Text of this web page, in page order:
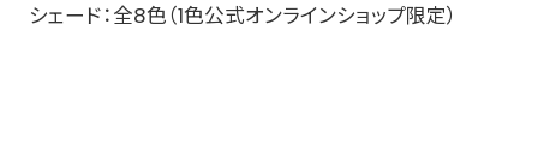
​シェード：全8色（1色公式オンラインショップ限定）​